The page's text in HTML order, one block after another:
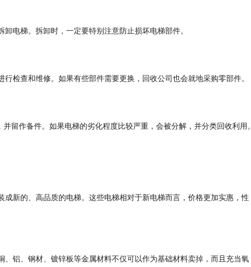
电梯。拆卸时，一定要特别注意防止损坏电梯部件。
检查和维修。如果有些部件需要更换，回收公司也会就地采购零部件。
留作备件。如果电梯的劣化程度比较严重，会被分解，并分类回收利用。
新的、高品质的电梯。这些电梯相对于新电梯而言，价格更加实惠，性
铝、钢材、镀锌板等金属材料不仅可以作为基础材料卖掉，而且充当氧